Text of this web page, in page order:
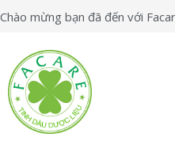
Nhảy
dung
Chào mừng bạn đã đến với